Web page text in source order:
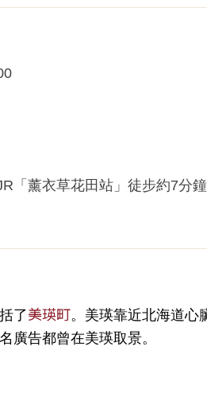
「薰衣草花田站」徒步約7分鐘
了美瑛町。美瑛靠近北海道心
廣告都曾在美瑛取景。